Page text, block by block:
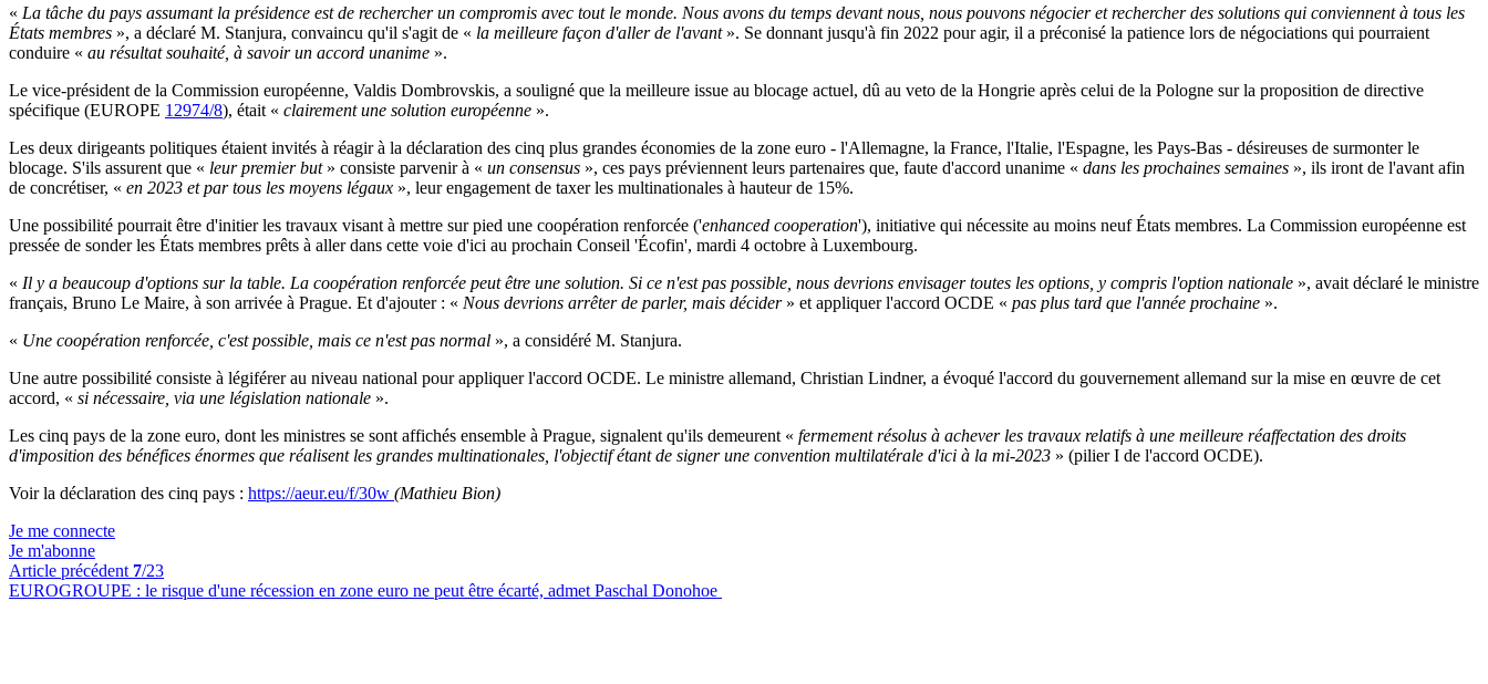
« La tâche du pays assumant la présidence est de rechercher un compromis avec tout le monde. Nous avons du temps devant nous, nous pouvons négocier et rechercher des solutions qui conviennent à tous les
États membres », a déclaré M. Stanjura, convaincu qu'il s'agit de « la meilleure façon d'aller de l'avant ». Se donnant jusqu'à fin 2022 pour agir, il a préconisé la patience lors de négociations qui pourraient
conduire « au résultat souhaité, à savoir un accord unanime ».
Le vice-président de la Commission européenne, Valdis Dombrovskis, a souligné que la meilleure issue au blocage actuel, dû au veto de la Hongrie après celui de la Pologne sur la proposition de directive
spécifique (EUROPE 12974/8), était « clairement une solution européenne ».
Les deux dirigeants politiques étaient invités à réagir à la déclaration des cinq plus grandes économies de la zone euro - l'Allemagne, la France, l'Italie, l'Espagne, les Pays-Bas - désireuses de surmonter le
blocage. S'ils assurent que « leur premier but » consiste parvenir à « un consensus », ces pays préviennent leurs partenaires que, faute d'accord unanime « dans les prochaines semaines », ils iront de l'avant afin
de concrétiser, « en 2023 et par tous les moyens légaux », leur engagement de taxer les multinationales à hauteur de 15%.
Une possibilité pourrait être d'initier les travaux visant à mettre sur pied une coopération renforcée ('enhanced cooperation'), initiative qui nécessite au moins neuf États membres. La Commission européenne est
pressée de sonder les États membres prêts à aller dans cette voie d'ici au prochain Conseil 'Écofin', mardi 4 octobre à Luxembourg.
« Il y a beaucoup d'options sur la table. La coopération renforcée peut être une solution. Si ce n'est pas possible, nous devrions envisager toutes les options, y compris l'option nationale », avait déclaré le ministre
français, Bruno Le Maire, à son arrivée à Prague. Et d'ajouter : « Nous devrions arrêter de parler, mais décider » et appliquer l'accord OCDE « pas plus tard que l'année prochaine ».
« Une coopération renforcée, c'est possible, mais ce n'est pas normal », a considéré M. Stanjura.
Une autre possibilité consiste à légiférer au niveau national pour appliquer l'accord OCDE. Le ministre allemand, Christian Lindner, a évoqué l'accord du gouvernement allemand sur la mise en œuvre de cet
accord, « si nécessaire, via une législation nationale ».
Les cinq pays de la zone euro, dont les ministres se sont affichés ensemble à Prague, signalent qu'ils demeurent « fermement résolus à achever les travaux relatifs à une meilleure réaffectation des droits
d'imposition des bénéfices énormes que réalisent les grandes multinationales, l'objectif étant de signer une convention multilatérale d'ici à la mi-2023 » (pilier I de l'accord OCDE).
Voir la déclaration des cinq pays : https://aeur.eu/f/30w (Mathieu Bion)
Je me connecte
Je m'abonne
Article précédent 7/23
EUROGROUPE : le risque d'une récession en zone euro ne peut être écarté, admet Paschal Donohoe